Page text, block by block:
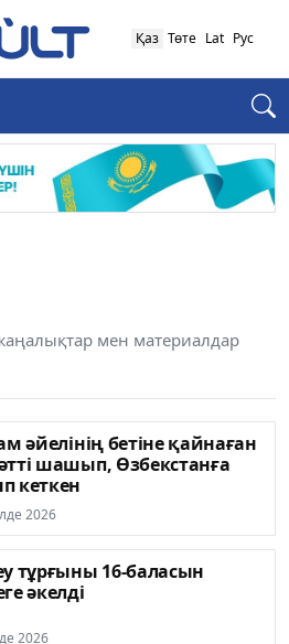
Қаз Төте Lat Рус
мен материалдар
әйелінің бетіне қайнаған
шашып, Өзбекстанға
кеткен
2026
тұрғыны 16-баласын
әкелді
2026